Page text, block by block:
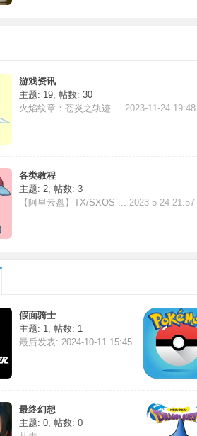
游戏资讯
主题: 19, 帖数: 30
火焰纹章：苍炎之轨迹 ... 2023-11-24 19:48
各类教程
主题: 2, 帖数: 3
【阿里云盘】TX/SXOS ... 2023-5-24 21:57
假面骑士
主题: 1, 帖数: 1
最后发表: 2024-10-11 15:45
最终幻想
主题: 0, 帖数: 0